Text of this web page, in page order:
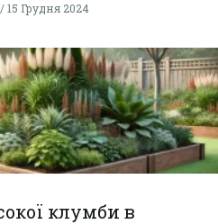
15 Грудня 2024
клумби в